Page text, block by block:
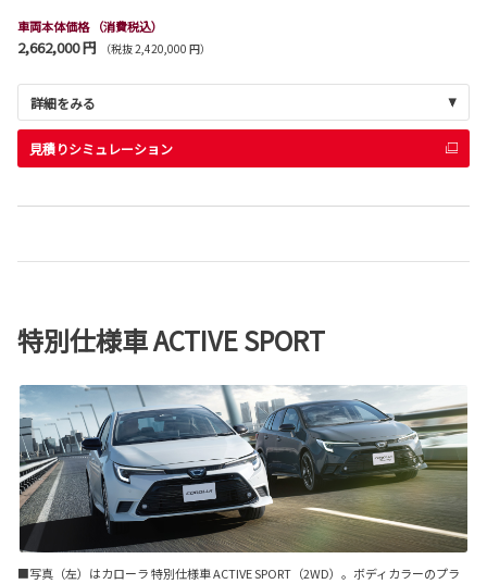
車両本体価格 （消費税込）
2,662,000 円 （税抜 2,420,000 円）
詳細をみる
見積りシミュレーション
特別仕様車 ACTIVE SPORT
■写真（左）はカローラ 特別仕様車 ACTIVE SPORT（2WD）。ボディカラーのプラ